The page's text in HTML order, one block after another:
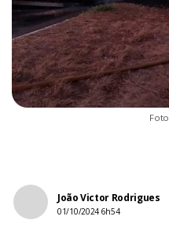
João Victor Rodrigues
01/10/2024 6h54